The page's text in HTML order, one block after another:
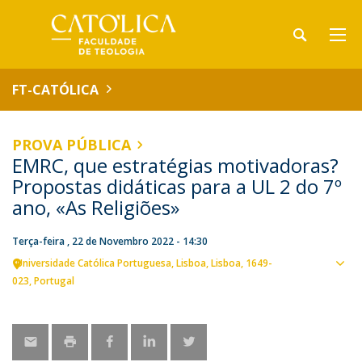
FT-CATÓLICA
PROVA PÚBLICA
EMRC, que estratégias motivadoras?
Propostas didáticas para a UL 2 do 7º
ano, «As Religiões»
Terça-feira , 22 de Novembro 2022 - 14:30
Universidade Católica Portuguesa Lisboa Lisboa 1649-
023 Portugal